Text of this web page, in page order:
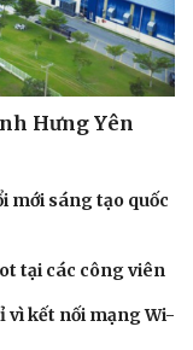
- Gia đình
Hưng Yên
mới sáng tạo quốc
tại các công viên
vì kết nối mạng Wi-